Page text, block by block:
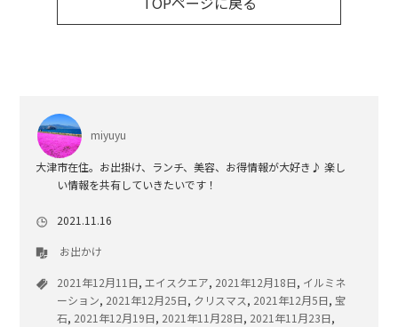
miyuyu
大津市在住。お出掛け、ランチ、美容、お得情報が大好き♪ 楽し
い情報を共有していきたいです！
2021.11.16
お出かけ
2021年12月11日,エイスクエア, 2021年12月18日, イルミネ
ーション, 2021年12月25日, クリスマス, 2021年12月5日, 宝
石, 2021年12月19日, 2021年11月28日, 2021年11月23日,